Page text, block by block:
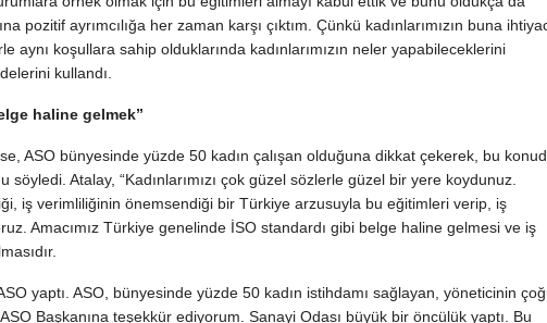
pozitif ayrımcılığa her zaman karşı çıktım. Çünkü kadınlarımızın buna
aynı koşullara sahip olduklarında kadınlarımızın neler yapabileceklerini
kullandı.
haline gelmek”
ASO bünyesinde yüzde 50 kadın çalışan olduğuna dikkat çekerek, bu
söyledi. Atalay, “Kadınlarımızı çok güzel sözlerle güzel bir yere koydunuz.
iş verimliliğinin önemsendiği bir Türkiye arzusuyla bu eğitimleri verip, iş
Amacımız Türkiye genelinde İSO standardı gibi belge haline gelmesi ve iş
yaptı. ASO, bünyesinde yüzde 50 kadın istihdamı sağlayan, yöneticinin
Başkanına teşekkür ediyorum. Sanayi Odası büyük bir öncülük yaptı. Bu